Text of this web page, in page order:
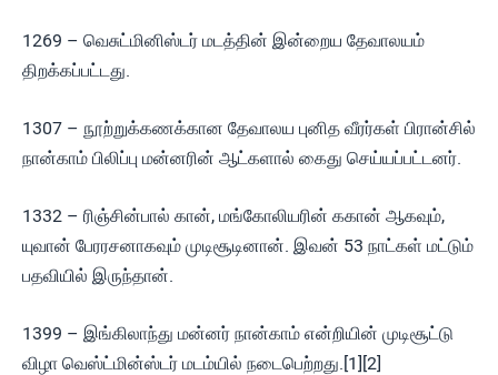
1269 – வெசுட்மினிஸ்டர் மடத்தின் இன்றைய தேவாலயம்
திறக்கப்பட்டது.
1307 – நூற்றுக்கணக்கான தேவாலய புனித வீரர்கள் பிரான்சில்
நான்காம் பிலிப்பு மன்னரின் ஆட்களால் கைது செய்யப்பட்டனர்.
1332 – ரிஞ்சின்பால் கான், மங்கோலியரின் ககான் ஆகவும்,
யுவான் பேரரசனாகவும் முடிசூடினான். இவன் 53 நாட்கள் மட்டும்
பதவியில் இருந்தான்.
1399 – இங்கிலாந்து மன்னர் நான்காம் என்றியின் முடிசூட்டு
விழா வெஸ்ட்மின்ஸ்டர் மடம்யில் நடைபெற்றது.[1][2]